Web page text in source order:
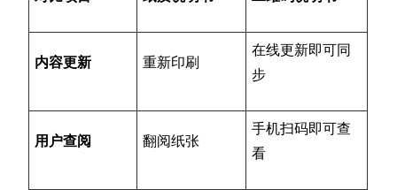
内容更新 重新印刷
在线更新即可同
步
用户查阅 翻阅纸张
手机扫码即可查
看